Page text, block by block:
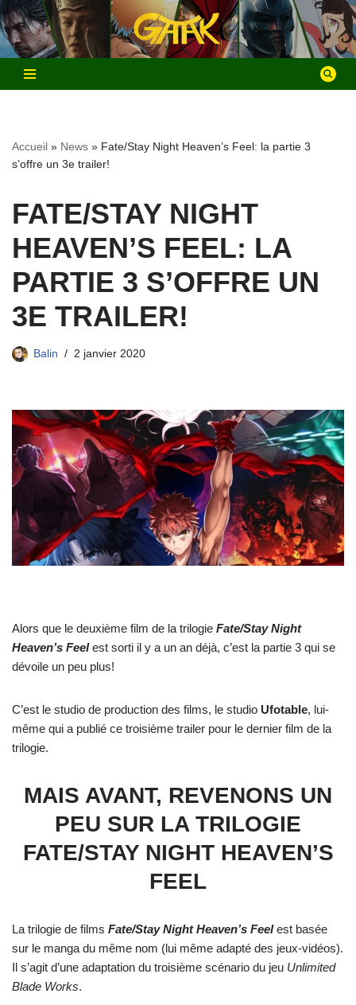
Aller
au
contenu
Accueil » News » Fate/Stay Night Heaven’s Feel: la partie 3
s’offre un 3e trailer!
FATE/STAY NIGHT
HEAVEN’S FEEL: LA
PARTIE 3 S’OFFRE UN
3E TRAILER!
Balin 2 janvier 2020
Alors que le deuxième film de la trilogie Fate/Stay Night
Heaven’s Feelest sorti il y a un an déjà, c’est la partie 3 qui se
dévoile un peu plus!
C’est le studio de production des films, le studio Ufotable, lui-
même qui a publié ce troisième trailer pour le dernier film de la
trilogie.
MAIS AVANT, REVENONS UN
PEU SUR LA TRILOGIE
FATE/STAY NIGHT HEAVEN’S
FEEL
La trilogie de films Fate/Stay Night Heaven’s Feelest basée
sur le manga du même nom (lui même adapté des jeux-vidéos).
Il s’agit d’une adaptation du troisième scénario du jeu Unlimited
Blade Works.